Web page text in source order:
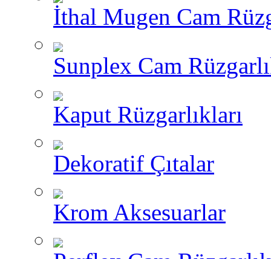
İthal Mugen Cam
Sunplex Cam
Kaput Rüzgarlıkları
Dekoratif Çıtalar
Krom Aksesuarlar